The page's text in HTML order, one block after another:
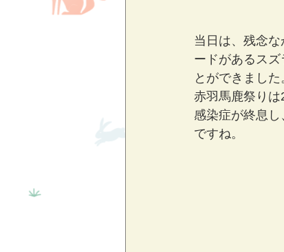
当日は、残念
ードがあるス
とができました
赤羽馬鹿祭り
感染症が終息
ですね。